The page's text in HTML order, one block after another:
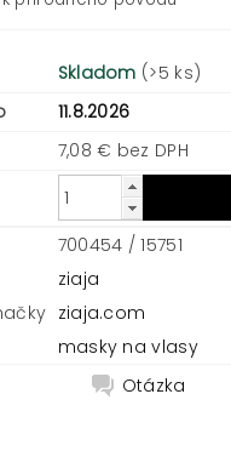
Skladom (>5 ks)
11.8.2026
7,08 € bez DPH
700454 / 15751
ziaja
ziaja.com
masky na vlasy
Otázka